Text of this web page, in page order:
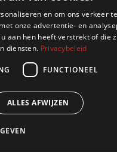
en om ons verkeer
onze advertentie- en
aan hen heeft verstrekt of die
diensten. Privacybeleid
FUNCTIONEEL
ALLES AFWIJZEN